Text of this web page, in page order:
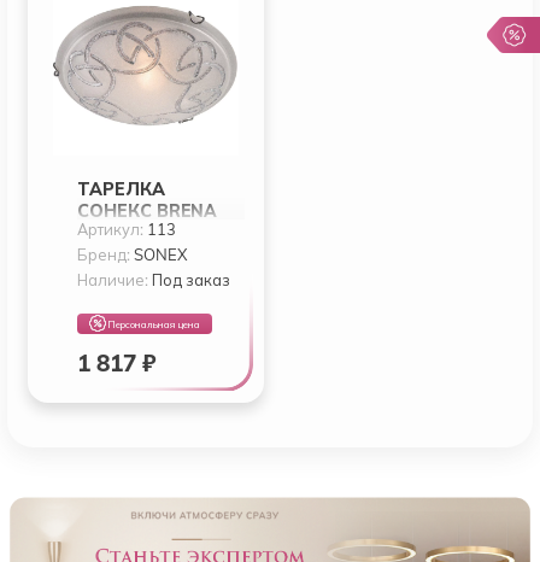
ТАРЕЛКА
СОНЕКС BRENA
SILVER 113
Артикул: 113
Бренд:SONEX
Наличие: Под заказ
Персональная цена
1 817 ₽